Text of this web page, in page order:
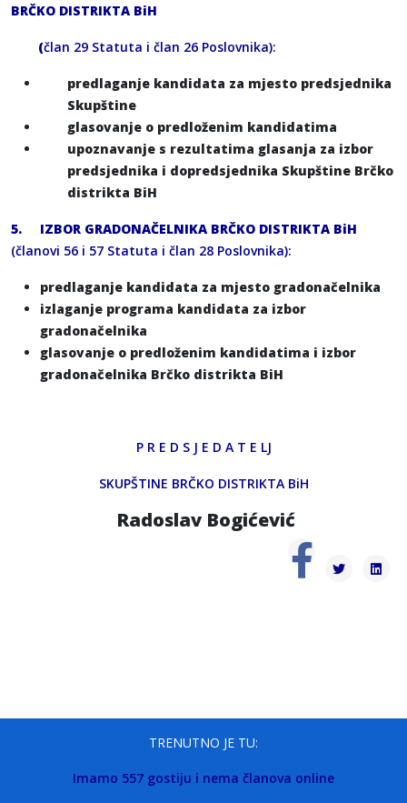
BRČKO DISTRIKTA BiH
(član 29 Statuta i član 26 Poslovnika):
predlaganje kandidata za mjesto predsjednika
Skupštine
glasovanje o predloženim kandidatima
upoznavanje s rezultatima glasanja za izbor
predsjednika i dopredsjednika Skupštine Brčko
distrikta BiH
5. IZBOR GRADONAČELNIKA BRČKO DISTRIKTA BiH
(članovi 56 i 57 Statuta i član 28 Poslovnika):
predlaganje kandidata za mjesto gradonačelnika
izlaganje programa kandidata za izbor
gradonačelnika
glasovanje o predloženim kandidatima i izbor
gradonačelnika Brčko distrikta BiH
P R E D S J E D A T E LJ
SKUPŠTINE BRČKO DISTRIKTA BiH
Radoslav Bogićević
TRENUTNO JE TU:
Imamo 557 gostiju i nema članova online